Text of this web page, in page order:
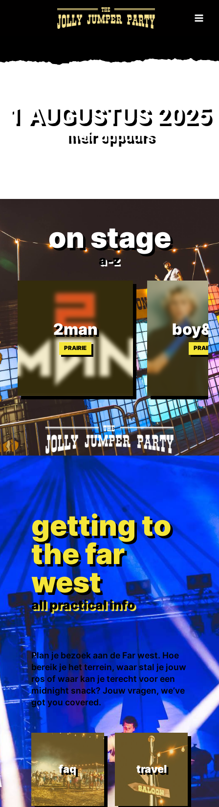
1 AUGUSTUS 2025
meir oppuurs
on stage
a-z
2man
PRAIRIE PRAIRIE
getting to
the far
west
all practical info
Plan je bezoek aan de Far west. Hoe
bereik je het terrein, waar stal je jouw
ros of waar kan je terecht voor een
midnight snack? Jouw vragen, we’ve
got you covered.
faq travel